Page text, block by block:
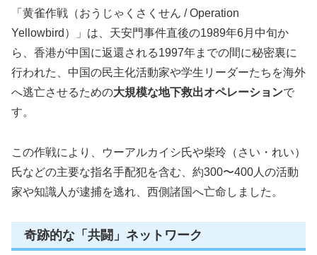
「黄雀作戦（おうじゃくさくせん / Operation
Yellowbird）」は、天安門事件直後の1989年6月中旬か
ら、香港が中国に返還される1997年までの間に秘密裏に
行われた、中国の民主化活動家や学生リーダーたちを海外
へ逃亡させるための大規模な地下救出オペレーションで
す。
この作戦により、ウーアルカイシ氏や柴玲（さい・れい）
氏などの主要な指名手配犯を含む、約300〜400人の活動
家や知識人が逮捕を逃れ、西側諸国へ亡命しました。
奇跡的な「共闘」ネットワーク